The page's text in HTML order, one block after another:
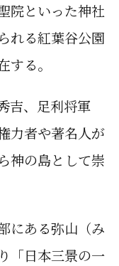
院といった神社
れる紅葉谷公園
る。
吉、足利将軍
力者や著名人が
神の島として崇
にある弥山（み
「日本三景の一